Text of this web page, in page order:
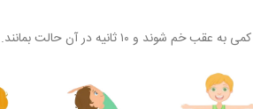
و ۱۰ ثانیه در آن حالت بمانند.